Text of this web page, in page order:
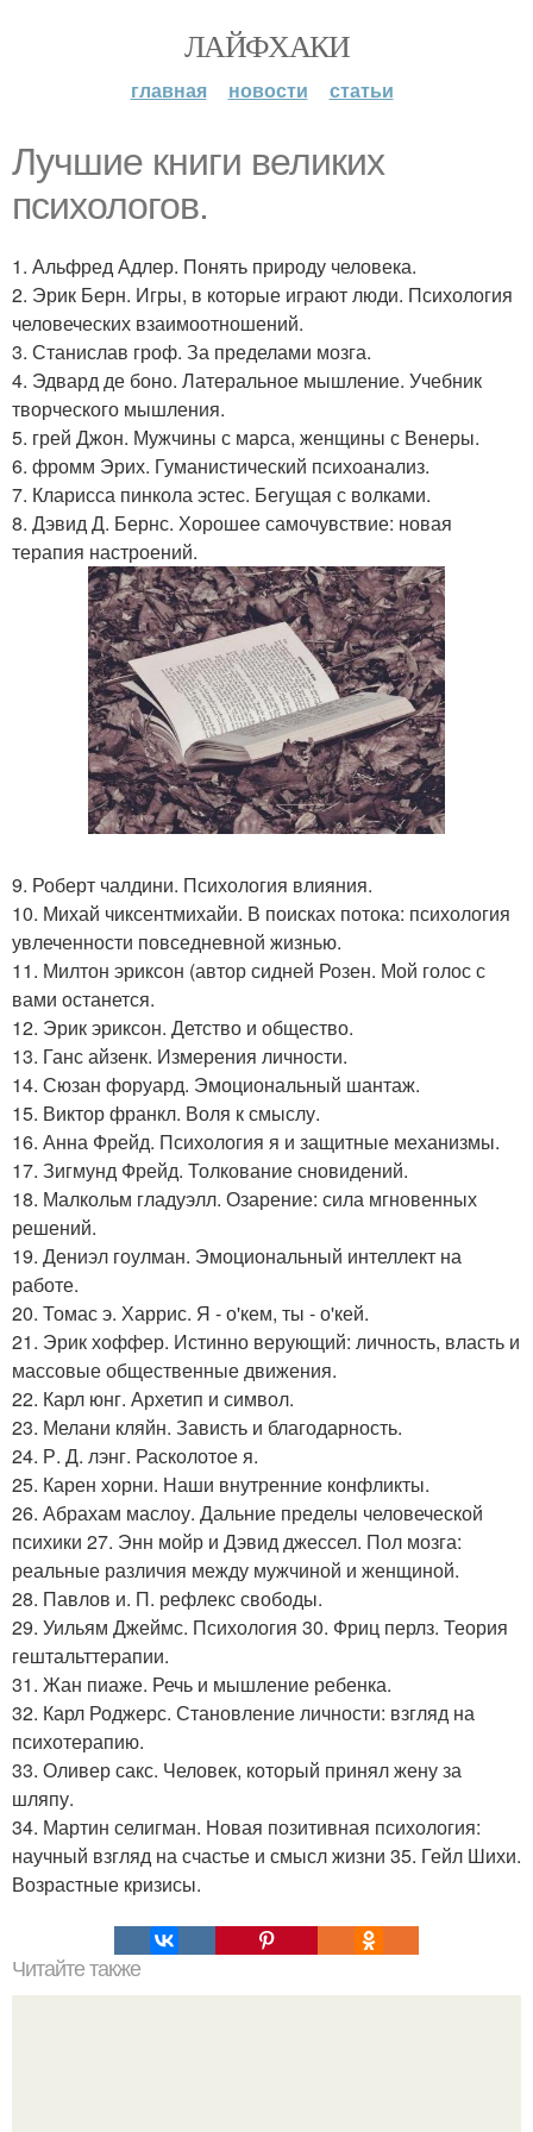
ЛАЙФХАКИ
главная новости статьи
Лучшие книги великих
психологов.
1. Альфред Адлер. Понять природу человека.
2. Эрик Берн. Игры, в которые играют люди. Психология
человеческих взаимоотношений.
3. Станислав гроф. За пределами мозга.
4. Эдвард де боно. Латеральное мышление. Учебник
творческого мышления.
5. грей Джон. Мужчины с марса, женщины с Венеры.
6. фромм Эрих. Гуманистический психоанализ.
7. Кларисса пинкола эстес. Бегущая с волками.
8. Дэвид Д. Бернс. Хорошее самочувствие: новая
терапия настроений.
9. Роберт чалдини. Психология влияния.
10. Михай чиксентмихайи. В поисках потока: психология
увлеченности повседневной жизнью.
11. Милтон эриксон (автор сидней Розен. Мой голос с
вами останется.
12. Эрик эриксон. Детство и общество.
13. Ганс айзенк. Измерения личности.
14. Сюзан форуард. Эмоциональный шантаж.
15. Виктор франкл. Воля к смыслу.
16. Анна Фрейд. Психология я и защитные механизмы.
17. Зигмунд Фрейд. Толкование сновидений.
18. Малкольм гладуэлл. Озарение: сила мгновенных
решений.
19. Дениэл гоулман. Эмоциональный интеллект на
работе.
20. Томас э. Харрис. Я - о'кем, ты - о'кей.
21. Эрик хоффер. Истинно верующий: личность, власть и
массовые общественные движения.
22. Карл юнг. Архетип и символ.
23. Мелани кляйн. Зависть и благодарность.
24. Р. Д. лэнг. Расколотое я.
25. Карен хорни. Наши внутренние конфликты.
26. Абрахам маслоу. Дальние пределы человеческой
психики 27. Энн мойр и Дэвид джессел. Пол мозга:
реальные различия между мужчиной и женщиной.
28. Павлов и. П. рефлекс свободы.
29. Уильям Джеймс. Психология 30. Фриц перлз. Теория
гештальттерапии.
31. Жан пиаже. Речь и мышление ребенка.
32. Карл Роджерс. Становление личности: взгляд на
психотерапию.
33. Оливер сакс. Человек, который принял жену за
шляпу.
34. Мартин селигман. Новая позитивная психология:
научный взгляд на счастье и смысл жизни 35. Гейл Шихи.
Возрастные кризисы.
Читайте также